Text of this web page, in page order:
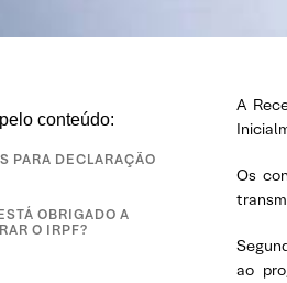
conteúdo:
PARA DECLARAÇÃO
OBRIGADO A
O IRPF?
A
Os
ao